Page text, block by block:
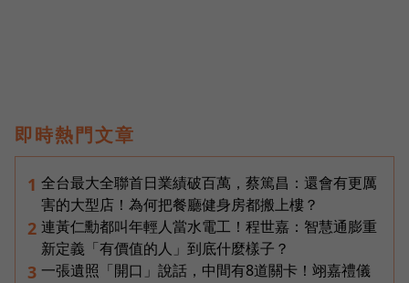
即時熱門文章
1 全台最大全聯首日業績破百萬，蔡篤昌：還會有更厲
害的大型店！為何把餐廳健身房都搬上樓？
2 連黃仁勳都叫年輕人當水電工！程世嘉：智慧通膨重
新定義「有價值的人」到底什麼樣子？
3 一張遺照「開口」說話，中間有8道關卡！翊嘉禮儀